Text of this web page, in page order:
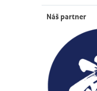
Náš partner